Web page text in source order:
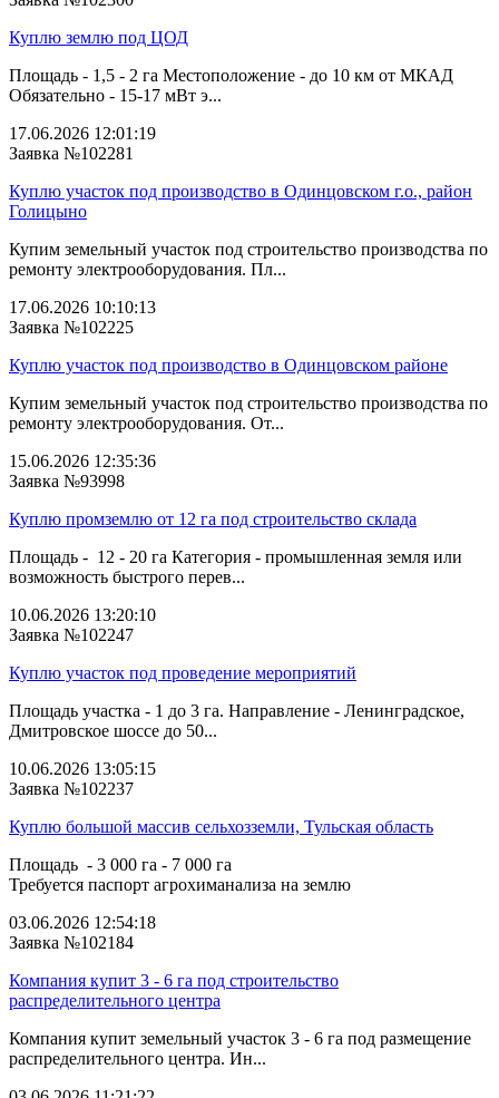
Куплю землю под ЦОД
Площадь - 1,5 - 2 га Местоположение - до 10 км от МКАД
Обязательно - 15-17 мВт э...
17.06.2026 12:01:19
Заявка №102281
Куплю участок под производство в Одинцовском г.о., район
Голицыно
Купим земельный участок под строительство производства по
ремонту электрооборудования. Пл...
17.06.2026 10:10:13
Заявка №102225
Куплю участок под производство в Одинцовском районе
Купим земельный участок под строительство производства по
ремонту электрооборудования. От...
15.06.2026 12:35:36
Заявка №93998
Куплю промземлю от 12 га под строительство склада
Площадь - 12 - 20 га Категория - промышленная земля или
возможность быстрого перев...
10.06.2026 13:20:10
Заявка №102247
Куплю участок под проведение мероприятий
Площадь участка - 1 до 3 га. Направление - Ленинградское,
Дмитровское шоссе до 50...
10.06.2026 13:05:15
Заявка №102237
Куплю большой массив сельхозземли, Тульская область
Площадь - 3 000 га - 7 000 га
Требуется паспорт агрохиманализа на землю
03.06.2026 12:54:18
Заявка №102184
Компания купит 3 - 6 га под строительство
распределительного центра
Компания купит земельный участок 3 - 6 га под размещение
распределительного центра. Ин...